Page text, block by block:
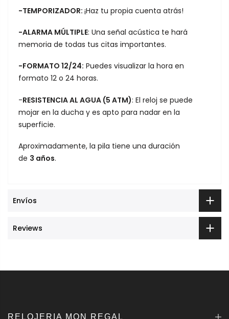
-TEMPORIZADOR: ¡Haz tu propia cuenta atrás!
-ALARMA MÚLTIPLE: Una señal acústica te hará
memoria de todas tus citas importantes.
-FORMATO 12/24: Puedes visualizar la hora en
formato 12 o 24 horas.
-RESISTENCIA AL AGUA (5 ATM): El reloj se puede
mojar en la ducha y es apto para nadar en la
superficie.
Aproximadamente, la pila tiene una duración
de 3 años.
Envíos
Reviews
RELOJERIA MON REGAL